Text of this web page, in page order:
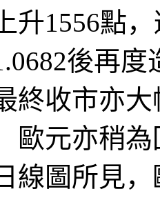
升1556點，
後再度
終收市亦大
歐元亦稍
線圖所見